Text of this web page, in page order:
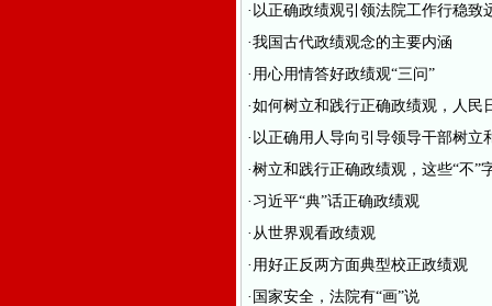
·以正确政绩观引领法院工作行稳致
·我国古代政绩观念的主要内涵
·用心用情答好政绩观“三问”
·如何树立和践行正确政绩观，人
·以正确用人导向引导领导干部树立
·树立和践行正确政绩观，这些“不”
·习近平“典”话正确政绩观
·从世界观看政绩观
·用好正反两方面典型校正政绩观
·国家安全，法院有“画”说